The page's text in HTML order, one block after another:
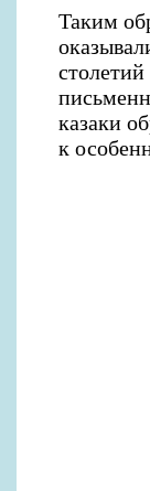
Таким
казаки
к